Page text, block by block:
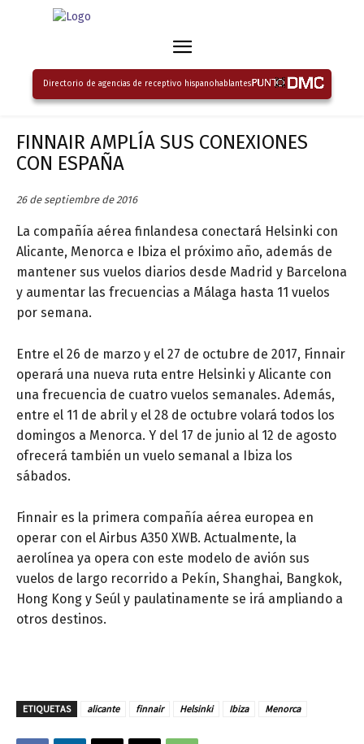
Directorio de agencias de receptivo hispanohablantes
FINNAIR AMPLÍA SUS CONEXIONES
CON ESPAÑA
26 de septiembre de 2016
La compañía aérea finlandesa conectará Helsinki con
Alicante, Menorca e Ibiza el próximo año, además de
mantener sus vuelos diarios desde Madrid y Barcelona
y aumentar las frecuencias a Málaga hasta 11 vuelos
por semana.
Entre el 26 de marzo y el 27 de octubre de 2017, Finnair
operará una nueva ruta entre Helsinki y Alicante con
una frecuencia de cuatro vuelos semanales. Además,
entre el 11 de abril y el 28 de octubre volará todos los
domingos a Menorca. Y del 17 de junio al 12 de agosto
ofrecerá también un vuelo semanal a Ibiza los
sábados.
Finnair es la primera compañía aérea europea en
operar con el Airbus A350 XWB. Actualmente, la
aerolínea ya opera con este modelo de avión sus
vuelos de largo recorrido a Pekín, Shanghai, Bangkok,
Hong Kong y Seúl y paulatinamente se irá ampliando a
otros destinos.
ETIQUETAS alicante finnair Helsinki Ibiza Menorca